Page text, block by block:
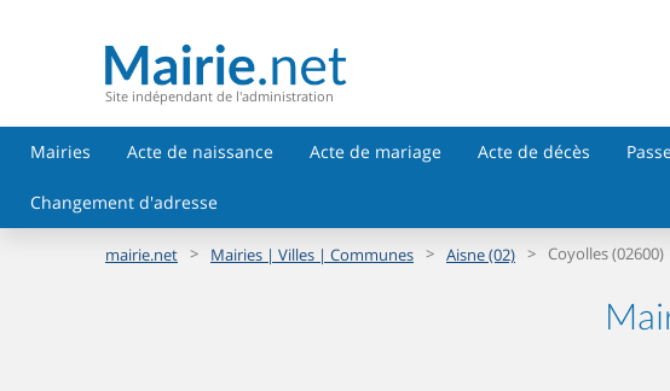
Site indépendant de l'administration
Mairies Acte de naissance Acte de mariage Acte de décès
Changement d'adresse
mairie.net > Mairies | Villes | Communes > Aisne (02) > Coyolles (02600)